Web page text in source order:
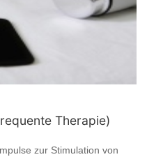
Therapie)
zur Stimulation von